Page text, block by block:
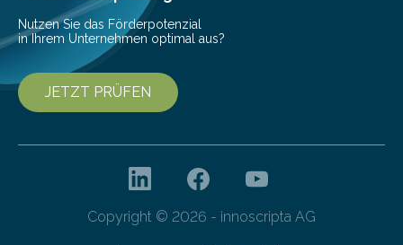
Nutzen Sie das Förderpotenzial
in Ihrem Unternehmen optimal aus?
JETZT PRÜFEN
Copyright © 2026 - innoscripta AG